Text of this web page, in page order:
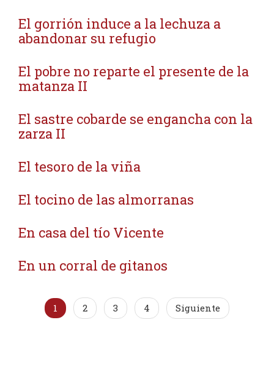
El gorrión induce a la lechuza a
abandonar su refugio
El pobre no reparte el presente de la
matanza II
El sastre cobarde se engancha con la
zarza II
El tesoro de la viña
El tocino de las almorranas
En casa del tío Vicente
En un corral de gitanos
1 2 3 4 Siguiente